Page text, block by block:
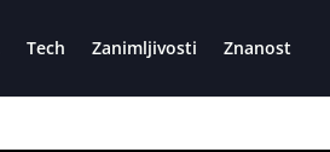
Tech Zanimljivosti Znanost